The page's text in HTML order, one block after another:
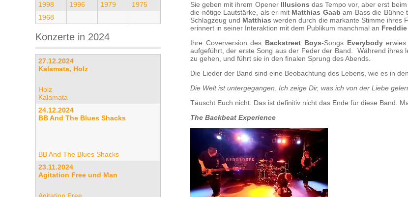
1998
1996 1979
1975
1968
Konzerte in 2024
27.12.2024
Kalamata, Holz
Holz
Kalamata
24.12.2024
BB And The Blues Shacks
BB And The Blues Shacks
23.11.2024
Agitation Free und Man
Sie geben mit ihrem Opener Illusions das Tempo vor, aber erst
die nötige Lautstärke, als er mit Matthias Gaab am Bass die Bühne
Schlagzeug und Matthias werden durch die markante Stimme ihres
erinnert in seiner Interaktion mit dem Publikum manchmal an
Ihre Coverversion des Backstreet Boys-Songs Everybodyerwies
aufgeführt, der erste Song aus der Feder der Band. Während ihres
zu gehen, und führt sie in den finalen Sprung des Abends.
Die Lieder der Band sind eine Beobachtung des Lebens, wie es in
Die Welt ist untergegangen. Ich zeige Dir, was ich von der Liebe
Täuscht Euch nicht. Das ist definitiv nicht das Ende für diese Band.
The Backbeat Experience